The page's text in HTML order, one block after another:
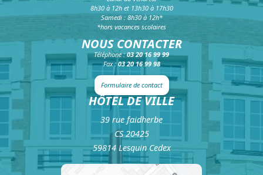
8h30 à 12h et 13h30 à 17h30
Samedi : 8h30 à 12h*
*hors vacances scolaires
NOUS CONTACTER
Téléphone :03 20 16 99 99
Fax : 03 20 16 99 98
Formulaire de contact
HÔTEL DE VILLE
39 rue faidherbe
CS 20425
59814 Lesquin Cedex